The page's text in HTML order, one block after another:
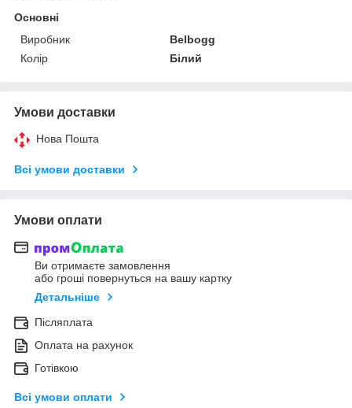
Основні
Виробник
Belbogg
Колір
Білий
Умови доставки
Нова Пошта
Всі умови доставки
Умови оплати
Ви отримаєте замовлення
або гроші повернуться на вашу картку
Детальніше
Післяплата
Оплата на рахунок
Готівкою
Всі умови оплати